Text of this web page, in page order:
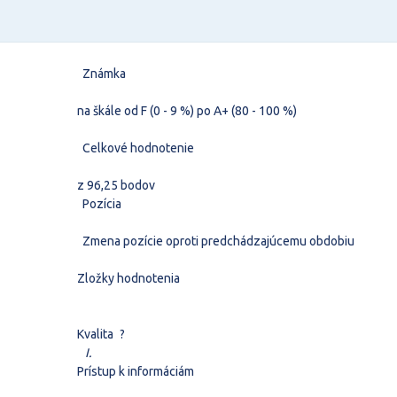
Známka
na škále od F (0 - 9 %) po A+ (80 - 100 %)
Celkové hodnotenie
z 96,25 bodov
Pozícia
Zmena pozície oproti predchádzajúcemu obdobiu
Zložky hodnotenia
Kvalita?
I.
Prístup k informáciám